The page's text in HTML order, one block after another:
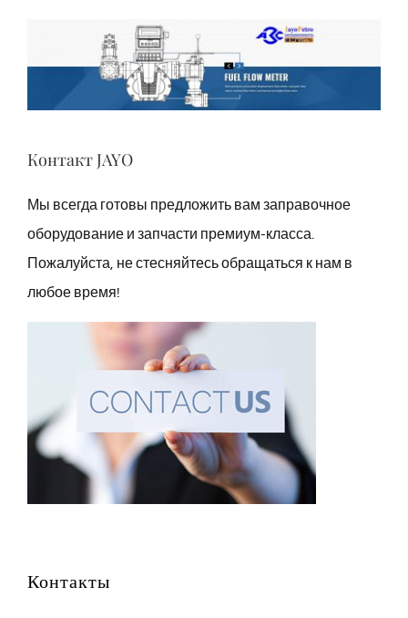
Контакт JAYO
Мы всегда готовы предложить вам заправочное
оборудование и запчасти премиум-класса.
Пожалуйста, не стесняйтесь обращаться к нам в
любое время!
Контакты